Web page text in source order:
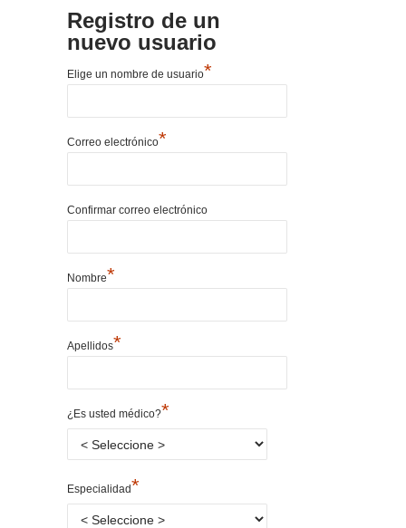
Registro de un
nuevo usuario
Elige un nombre de usuario*
Correo electrónico*
Confirmar correo electrónico
Nombre*
Apellidos*
¿Es usted médico?*
Especialidad*